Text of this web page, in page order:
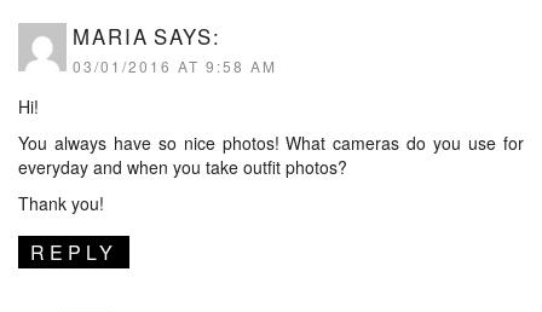
MARIA SAYS:
03/01/2016 AT 9:58 AM
Hi!
You always have so nice photos! What cameras do you use for
everyday and when you take outfit photos?
Thank you!
REPLY